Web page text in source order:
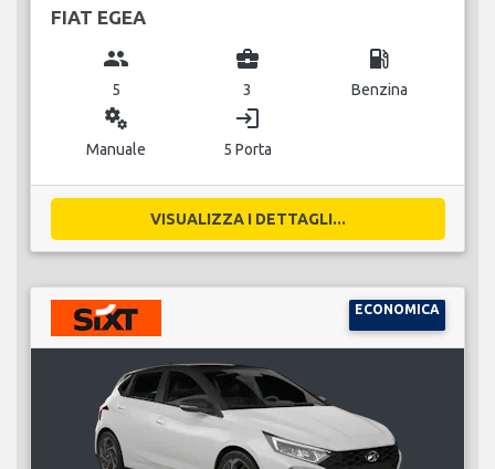
FIAT EGEA
group
5
business_center
3
local_gas_station
Benzina
miscellaneous_services
Manuale
login
5 Porta
VISUALIZZA I DETTAGLI...
ECONOMICA